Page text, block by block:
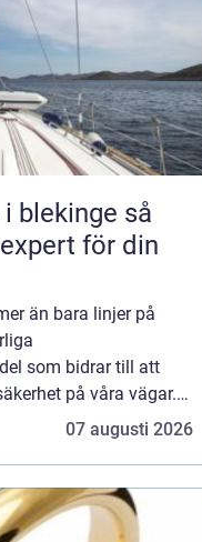
så
för din
än bara linjer på
som bidrar till att
på våra vägar.
varnar oc...
07 augusti 2026